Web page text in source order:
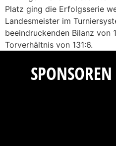
Platz ging die Erfolgsserie
Landesmeister im
beeindruckenden Bilanz von
Torverhältnis von 131:6.